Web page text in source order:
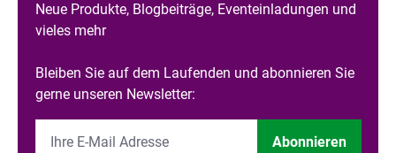
Neue Produkte, Blogbeiträge, Eventeinladungen und
vieles mehr
Bleiben Sie auf dem Laufenden und abonnieren Sie
gerne unseren Newsletter:
Abonnieren